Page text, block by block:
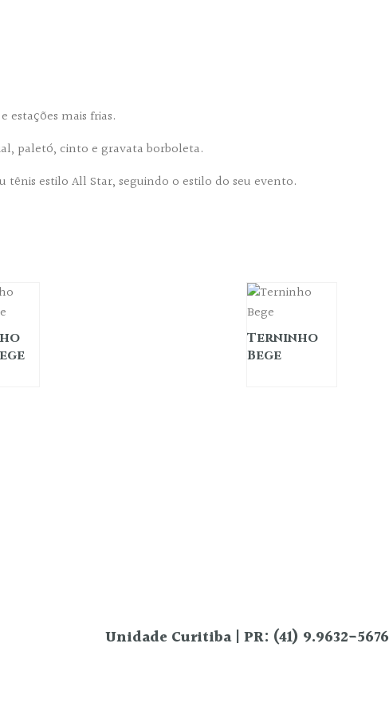
estações mais frias.
paletó, cinto e gravata borboleta.
estilo All Star, seguindo o estilo do seu evento.
Terninho
Bege
Unidade Curitiba | PR: (41) 9.9632-5676